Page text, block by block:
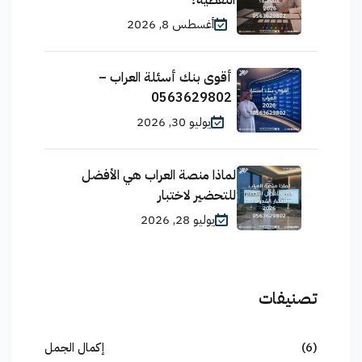
أغسطس 8, 2026
أقوى بنك أسئلة العراب –
0563629802
يوليو 30, 2026
لماذا منصة العراب هي الأفضل
للتحضير لاختبار
يوليو 28, 2026
تصنيفات
إكمال الجمل
(6)